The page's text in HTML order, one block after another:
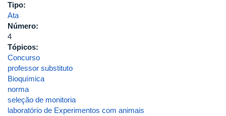
Tipo:
Ata
Número:
4
Tópicos:
Concurso
professor substituto
Bioquímica
norma
seleção de monitoria
laboratório de Experimentos com animais